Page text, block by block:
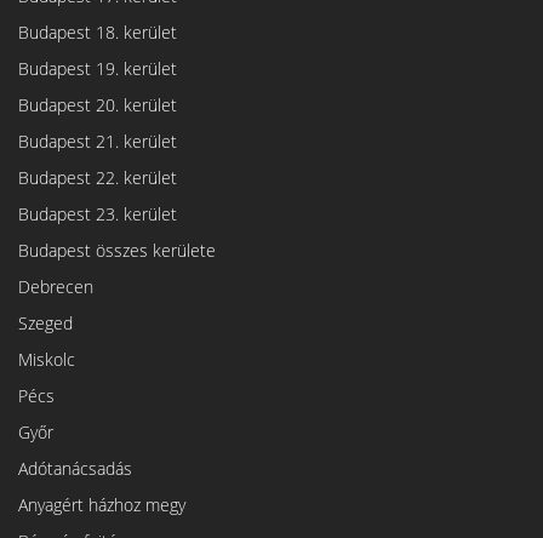
Budapest 18. kerület
Budapest 19. kerület
Budapest 20. kerület
Budapest 21. kerület
Budapest 22. kerület
Budapest 23. kerület
Budapest összes kerülete
Debrecen
Szeged
Miskolc
Pécs
Győr
Adótanácsadás
Anyagért házhoz megy